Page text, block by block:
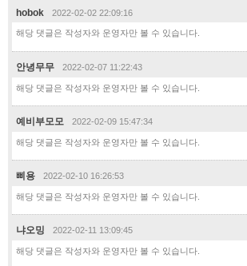
hobok 2022-02-02 22:09:16
해당 댓글은 작성자와 운영자만 볼 수 있습니다.
안녕무무 2022-02-07 11:22:43
해당 댓글은 작성자와 운영자만 볼 수 있습니다.
예비부모모 2022-02-09 15:47:34
해당 댓글은 작성자와 운영자만 볼 수 있습니다.
삐용 2022-02-10 16:26:53
해당 댓글은 작성자와 운영자만 볼 수 있습니다.
냐오밍 2022-02-11 13:09:45
해당 댓글은 작성자와 운영자만 볼 수 있습니다.